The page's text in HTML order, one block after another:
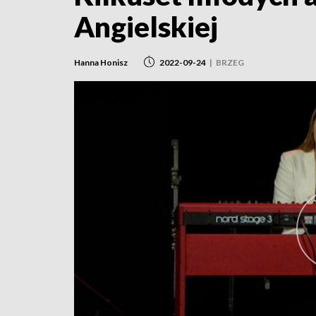
Angielskiej
Hanna Honisz 2022-09-24 | BRZEG